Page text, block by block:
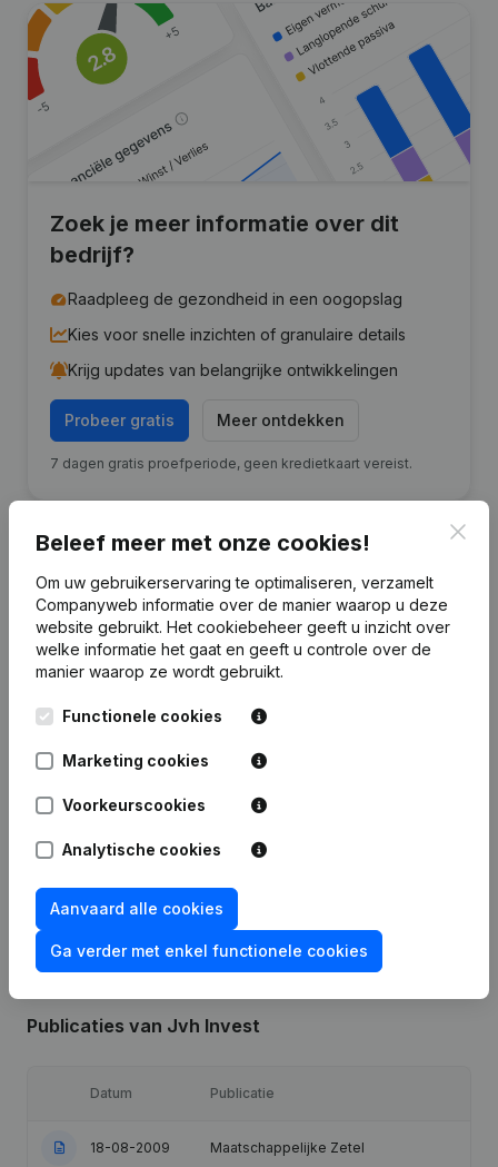
Zoek je meer informatie over dit
bedrijf?
Raadpleeg de gezondheid in een oogopslag
Kies voor snelle inzichten of granulaire details
Krijg updates van belangrijke ontwikkelingen
Probeer gratis Meer ontdekken
7 dagen gratis proefperiode, geen kredietkaart vereist.
Financiële gegevens van Jvh Invest
2009
Brutomarge 31.405
Publicaties van Jvh Invest
Datum Publicatie
18-08-2009 Maatschappelijke Zetel
Beleef meer met onze cookies!
Om uw gebruikerservaring te optimaliseren, verzamelt
Companyweb informatie over de manier waarop u deze
website gebruikt. Het cookiebeheer geeft u inzicht over
welke informatie het gaat en geeft u controle over de
manier waarop ze wordt gebruikt.
Functionele cookies
Marketing cookies
Voorkeurscookies
Analytische cookies
Aanvaard alle cookies
Ga verder met enkel functionele cookies